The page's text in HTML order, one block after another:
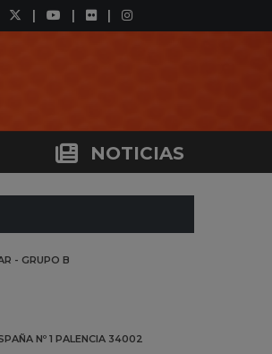
NOTICIAS
- GRUPO B
Nº 1 PALENCIA 34002